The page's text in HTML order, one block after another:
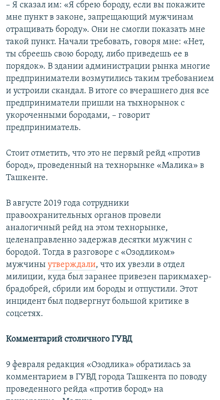
– Я сказал им: «Я сбрею бороду, если вы покажите
мне пункт в законе, запрещающий мужчинам
отращивать бороду». Они не смогли показать мне
такой пункт. Начали требовать, говоря мне: «Нет,
ты сбреешь свою бороду, либо приведешь ее в
порядок». В здании администрации рынка многие
предприниматели возмутились таким требованием
и устроили скандал. В итоге со вчерашнего дня все
предприниматели пришли на тыхнорынок с
укороченными бородами, – говорит
предприниматель.
Стоит отметить, что это не первый рейд «против
бород», проведенный на технорынке «Малика» в
Ташкенте.
В августе 2019 года сотрудники
правоохранительных органов провели
аналогичный рейд на этом технорынке,
целенаправленно задержав десятки мужчин с
бородой. Тогда в разговоре с «Озодликом»
мужчины утверждали, что их увезли в отдел
милиции, куда был заранее привезен парикмахер-
брадобрей, сбрили им бороды и отпустили. Этот
инцидент был подвергнут большой критике в
соцсетях.
Комментарий столичного ГУВД
9 февраля редакция «Озодлика» обратилась за
комментарием в ГУВД города Ташкента по поводу
проведенного рейда «против бород» на